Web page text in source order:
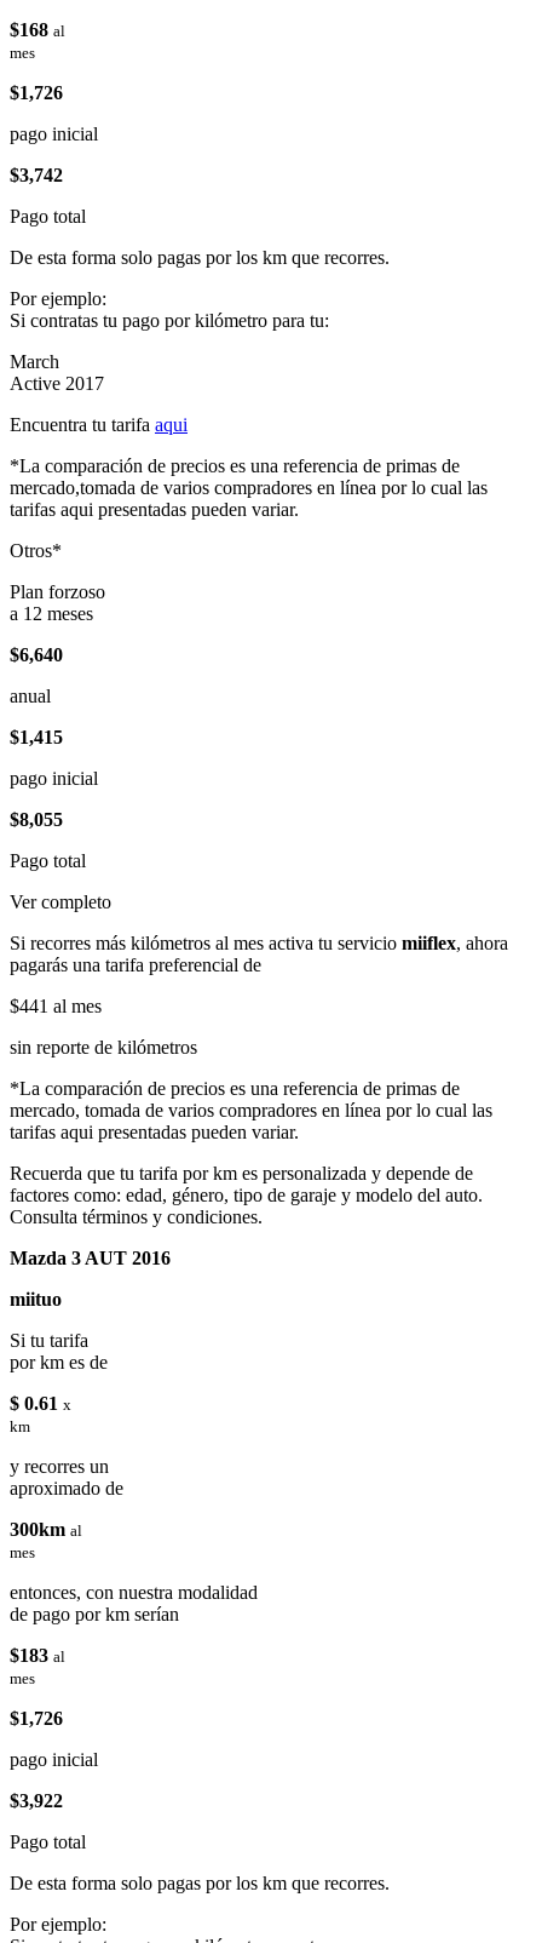
$168 al
mes
$1,726
pago inicial
$3,742
Pago total
De esta forma solo pagas por los km que recorres.
Por ejemplo:
Si contratas tu pago por kilómetro para tu:
March
Active 2017
Encuentra tu tarifa aqui
*La comparación de precios es una referencia de primas de
mercado,tomada de varios compradores en línea por lo cual las
tarifas aqui presentadas pueden variar.
Otros*
Plan forzoso
a 12 meses
$6,640
anual
$1,415
pago inicial
$8,055
Pago total
Ver completo
Si recorres más kilómetros al mes activa tu servicio miiflex, ahora
pagarás una tarifa preferencial de
$441 al mes
sin reporte de kilómetros
*La comparación de precios es una referencia de primas de
mercado, tomada de varios compradores en línea por lo cual las
tarifas aqui presentadas pueden variar.
Recuerda que tu tarifa por km es personalizada y depende de
factores como: edad, género, tipo de garaje y modelo del auto.
Consulta términos y condiciones.
Mazda 3 AUT 2016
miituo
Si tu tarifa
por km es de
$ 0.61 x
km
y recorres un
aproximado de
300km al
mes
entonces, con nuestra modalidad
de pago por km serían
$183 al
mes
$1,726
pago inicial
$3,922
Pago total
De esta forma solo pagas por los km que recorres.
Por ejemplo: